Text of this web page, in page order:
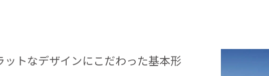
トなデザインにこだわった基本形